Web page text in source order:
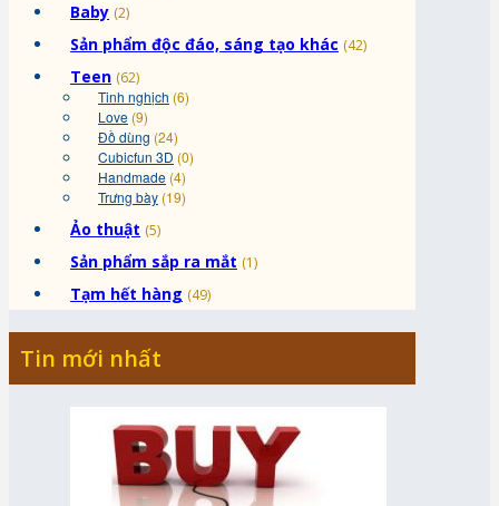
Baby (2)
Sản phẩm độc đáo, sáng tạo khác (42)
Teen (62)
Tinh nghịch (6)
Love (9)
Đồ dùng (24)
Cubicfun 3D (0)
Handmade (4)
Trưng bày (19)
Ảo thuật (5)
Sản phẩm sắp ra mắt (1)
Tạm hết hàng (49)
Tin mới nhất